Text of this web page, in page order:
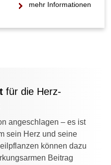
mehr Informationen
für die Herz-
angeschlagen – es ist
sein Herz und seine
können dazu
Beitrag